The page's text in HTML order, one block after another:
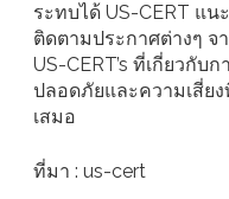
ระทบได้ US-CERT แ
ติดตามประกาศต่างๆ จ
US-CERT’s ที่เกี่ยวกับ
ปลอดภัยและความเสี่ย
เสมอ
ที่มา : us-cert